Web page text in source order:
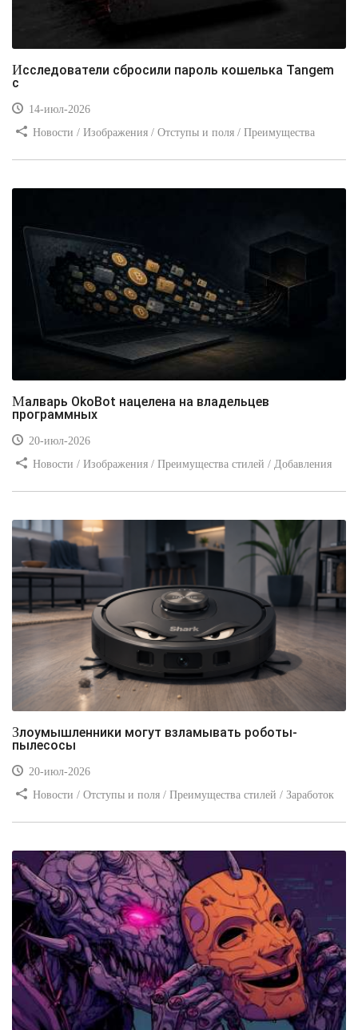
Исследователи сбросили пароль кошелька Tangem
с
14-июл-2026
Новости / Изображения / Отступы и поля / Преимущества
Малварь OkoBot нацелена на владельцев
программных
20-июл-2026
Новости / Изображения / Преимущества стилей / Добавления
Злоумышленники могут взламывать роботы-
пылесосы
20-июл-2026
Новости / Отступы и поля / Преимущества стилей / Заработок